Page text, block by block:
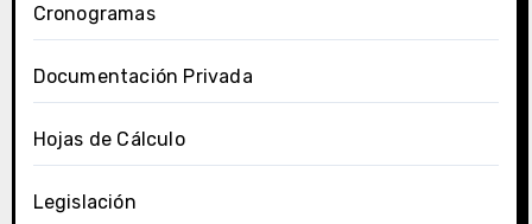
Cronogramas
Documentación Privada
Hojas de Cálculo
Legislación